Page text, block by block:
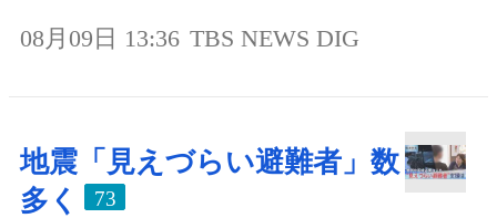
08月09日 13:36 TBS NEWS DIG
地震「見えづらい避難者」数
多く
73